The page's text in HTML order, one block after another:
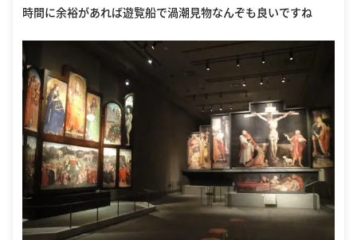
時間に余裕があれば遊覧船で渦潮見物なんぞも良いですね